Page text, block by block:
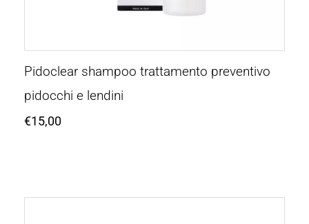
Pidoclear shampoo trattamento preventivo
pidocchi e lendini
€15,00